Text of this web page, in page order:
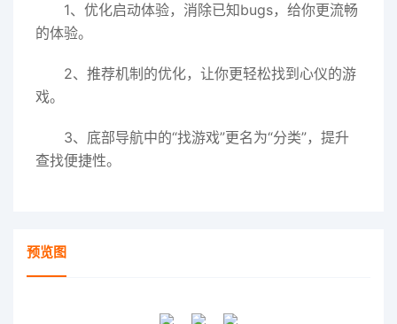
1、优化启动体验，消除已知bugs，给你更流畅
的体验。
2、推荐机制的优化，让你更轻松找到心仪的游
戏。
3、底部导航中的“找游戏”更名为“分类”，提升
查找便捷性。
预览图